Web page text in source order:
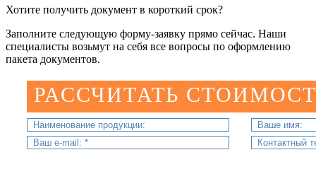
Хотите получить документ в короткий срок?
Заполните следующую форму-заявку прямо сейчас. Наши
специалисты возьмут на себя все вопросы по оформлению
пакета документов.
РАССЧИТАТЬ